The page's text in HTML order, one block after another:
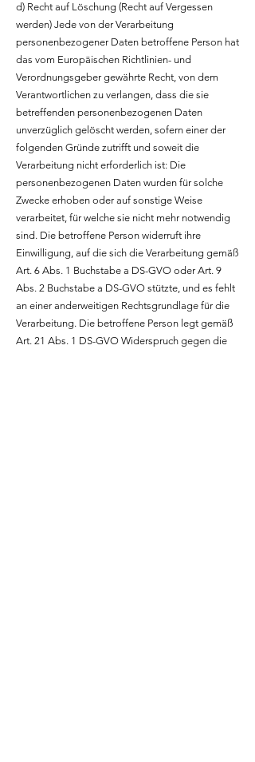
d) Recht auf Löschung (Recht auf Vergessen
werden) Jede von der Verarbeitung
personenbezogener Daten betroffene Person hat
das vom Europäischen Richtlinien- und
Verordnungsgeber gewährte Recht, von dem
Verantwortlichen zu verlangen, dass die sie
betreffenden personenbezogenen Daten
unverzüglich gelöscht werden, sofern einer der
folgenden Gründe zutrifft und soweit die
Verarbeitung nicht erforderlich ist: Die
personenbezogenen Daten wurden für solche
Zwecke erhoben oder auf sonstige Weise
verarbeitet, für welche sie nicht mehr notwendig
sind. Die betroffene Person widerruft ihre
Einwilligung, auf die sich die Verarbeitung gemäß
Art. 6 Abs. 1 Buchstabe a DS-GVO oder Art. 9
Abs. 2 Buchstabe a DS-GVO stützte, und es fehlt
an einer anderweitigen Rechtsgrundlage für die
Verarbeitung. Die betroffene Person legt gemäß
Art. 21 Abs. 1 DS-GVO Widerspruch gegen die